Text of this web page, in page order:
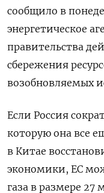
сообщило в
энергетическое
правительства
сбережения
возобновляемых
Если Россия
которую она все
в Китае
экономики, ЕС
газа в размере 27